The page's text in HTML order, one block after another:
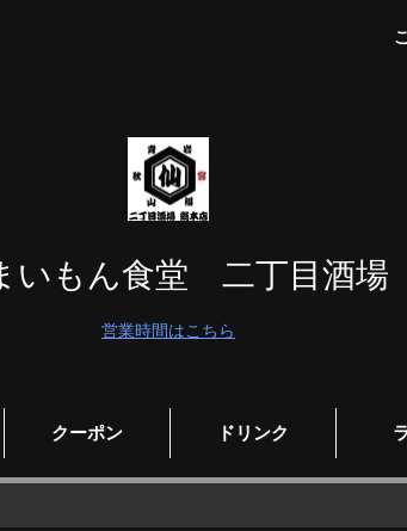
いもん食堂 二丁目酒
営業時間はこちら
クーポン ドリンク